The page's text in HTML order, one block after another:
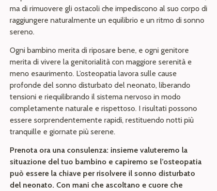
ma di rimuovere gli ostacoli che impediscono al suo corpo di
raggiungere naturalmente un equilibrio e un ritmo di sonno
sereno.
Ogni bambino merita di riposare bene, e ogni genitore
merita di vivere la genitorialità con maggiore serenità e
meno esaurimento. L’osteopatia lavora sulle cause
profonde del sonno disturbato del neonato, liberando
tensioni e riequilibrando il sistema nervoso in modo
completamente naturale e rispettoso. I risultati possono
essere sorprendentemente rapidi, restituendo notti più
tranquille e giornate più serene.
Prenota ora una consulenza: insieme valuteremo la
situazione del tuo bambino e capiremo se l’osteopatia
può essere la chiave per risolvere il sonno disturbato
del neonato. Con mani che ascoltano e cuore che